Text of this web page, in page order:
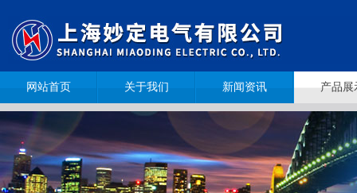
网站首页 关于我们 新闻资讯 产品展